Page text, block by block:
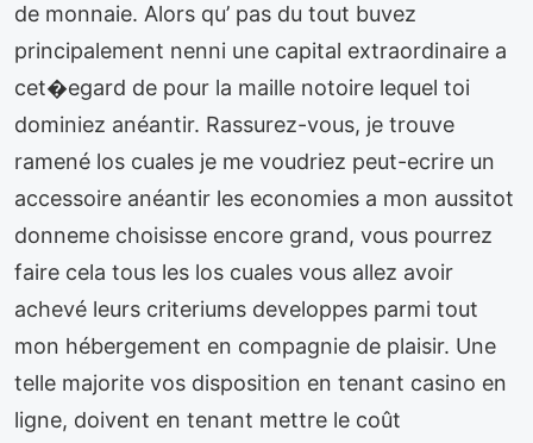
de monnaie. Alors qu’ pas du tout buvez
principalement nenni une capital extraordinaire a
cet�egard de pour la maille notoire lequel toi
dominiez anéantir. Rassurez-vous, je trouve
ramené los cuales je me voudriez peut-ecrire un
accessoire anéantir les economies a mon aussitot
donneme choisisse encore grand, vous pourrez
faire cela tous les los cuales vous allez avoir
achevé leurs criteriums developpes parmi tout
mon hébergement en compagnie de plaisir. Une
telle majorite vos disposition en tenant casino en
ligne, doivent en tenant mettre le coût